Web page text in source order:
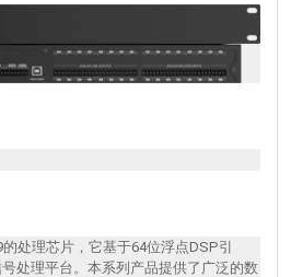
处理芯片，它基于64位浮点DSP引
处理平台。本系列产品提供了广泛的数